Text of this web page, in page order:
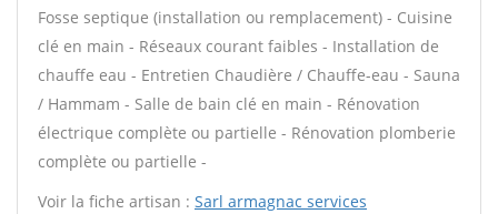
Fosse septique (installation ou remplacement) - Cuisine
clé en main - Réseaux courant faibles - Installation de
chauffe eau - Entretien Chaudière / Chauffe-eau - Sauna
/ Hammam - Salle de bain clé en main - Rénovation
électrique complète ou partielle - Rénovation plomberie
complète ou partielle -
Voir la fiche artisan : Sarl armagnac services